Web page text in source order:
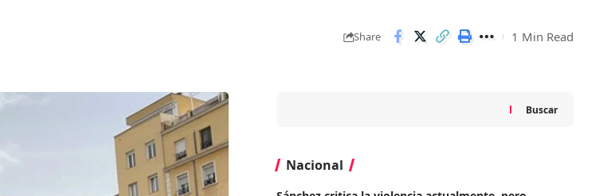
Share 1 Min Read
Buscar
Nacional